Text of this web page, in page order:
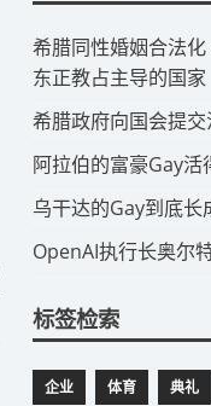
希腊同性婚姻合法
东正教占主导的国家
希腊政府向国会提
阿拉伯的富豪Gay活
乌干达的Gay到底长
​OpenAI执行长奥尔
标签检索
企业 体育 典礼